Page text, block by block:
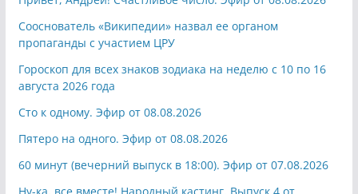
Сооснователь «Википедии» назвал ее органом
пропаганды с участием ЦРУ
Гороскоп для всех знаков зодиака на неделю с 10 по 16
августа 2026 года
Сто к одному. Эфир от 08.08.2026
Пятеро на одного. Эфир от 08.08.2026
60 минут (вечерний выпуск в 18:00). Эфир от 07.08.2026